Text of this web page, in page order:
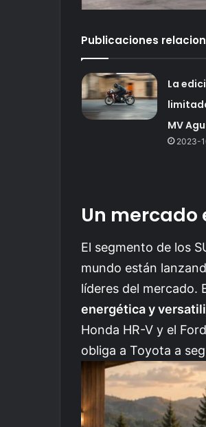
Publicaciones
La
MV
2023-
Un mercado
El segmento de los
mundo están
líderes del mercado.
energética y
Honda HR-V y el
obliga a Toyota a